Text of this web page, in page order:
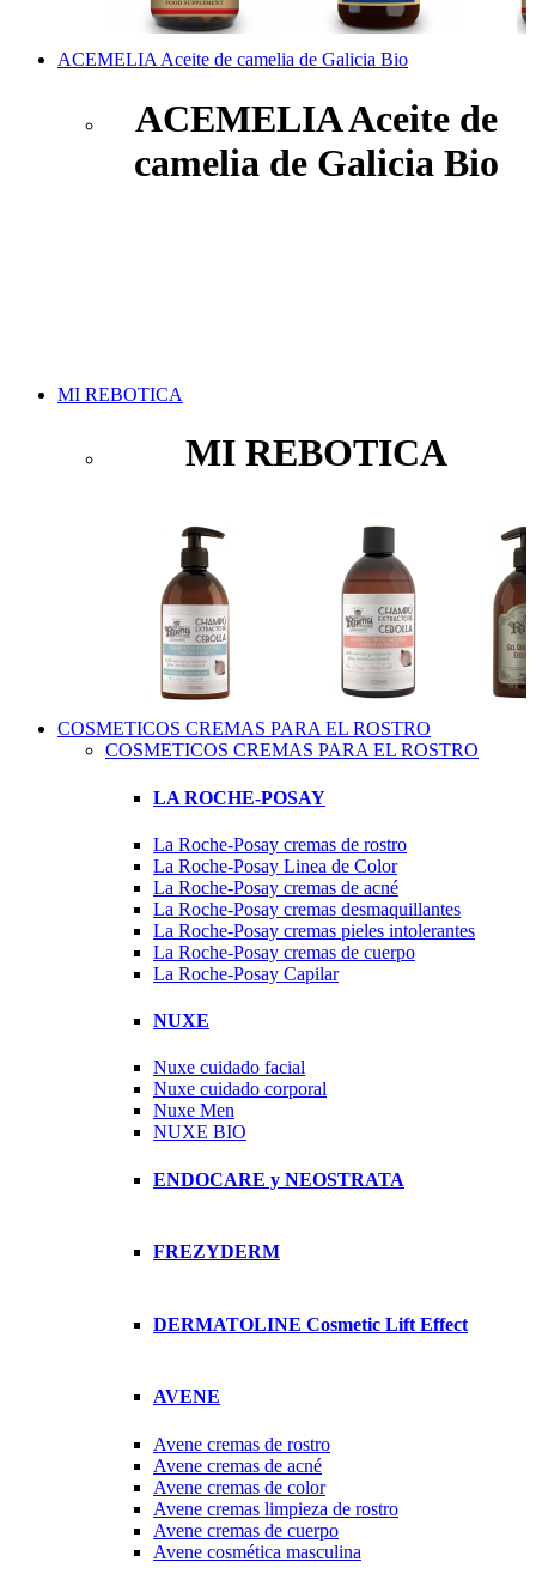
ACEMELIA Aceite de camelia de Galicia Bio
ACEMELIA Aceite de
camelia de Galicia Bio
MI REBOTICA
MI REBOTICA
COSMETICOS CREMAS PARA EL ROSTRO
COSMETICOS CREMAS PARA EL ROSTRO
LA ROCHE-POSAY
La Roche-Posay cremas de rostro
La Roche-Posay Linea de Color
La Roche-Posay cremas de acné
La Roche-Posay cremas desmaquillantes
La Roche-Posay cremas pieles intolerantes
La Roche-Posay cremas de cuerpo
La Roche-Posay Capilar
NUXE
Nuxe cuidado facial
Nuxe cuidado corporal
Nuxe Men
NUXE BIO
ENDOCARE y NEOSTRATA
FREZYDERM
DERMATOLINE Cosmetic Lift Effect
AVENE
Avene cremas de rostro
Avene cremas de acné
Avene cremas de color
Avene cremas limpieza de rostro
Avene cremas de cuerpo
Avene cosmética masculina